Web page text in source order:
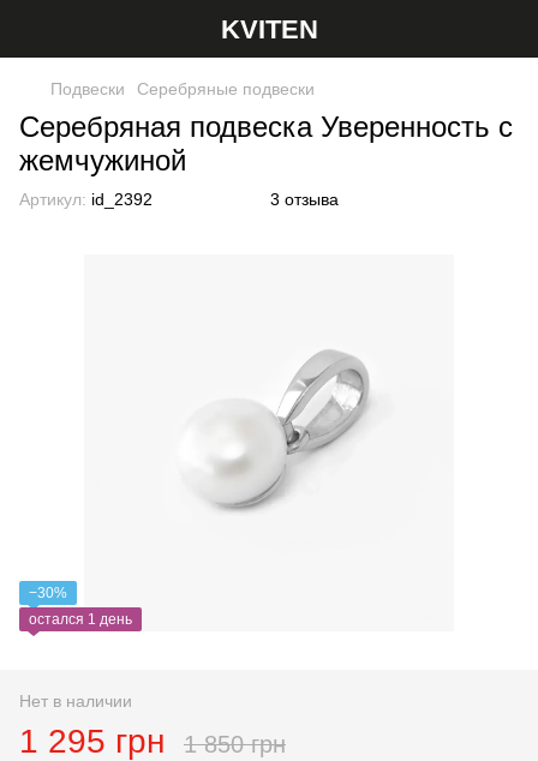
KVITEN
Подвески Серебряные подвески
Серебряная подвеска Уверенность с
жемчужиной
Артикул: id_2392 3 отзыва
−30%
остался 1 день
Нет в наличии
1 295 грн 1 850 грн